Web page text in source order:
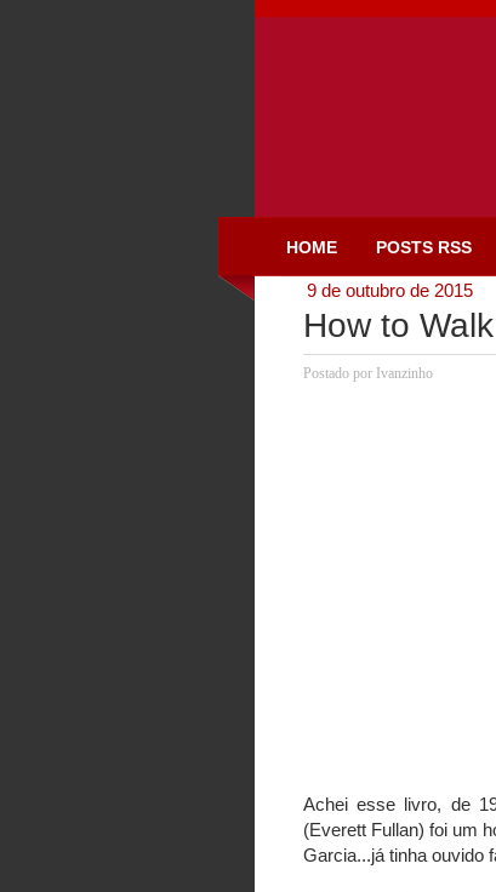
HOME POSTS RSS
9 de outubro de 2015
How to
Postado por Ivanzinho
Achei esse livro, de
(Everett Fullan) foi um
Garcia...já tinha ouvido